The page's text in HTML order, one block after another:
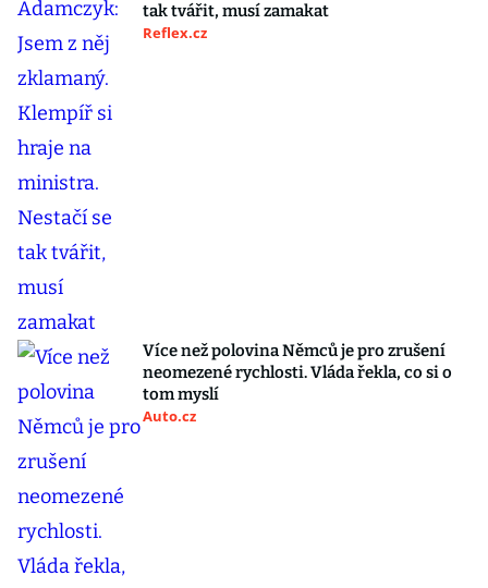
tak tvářit, musí zamakat
Reflex.cz
Více než polovina Němců je pro zrušení
neomezené rychlosti. Vláda řekla, co si o
tom myslí
Auto.cz